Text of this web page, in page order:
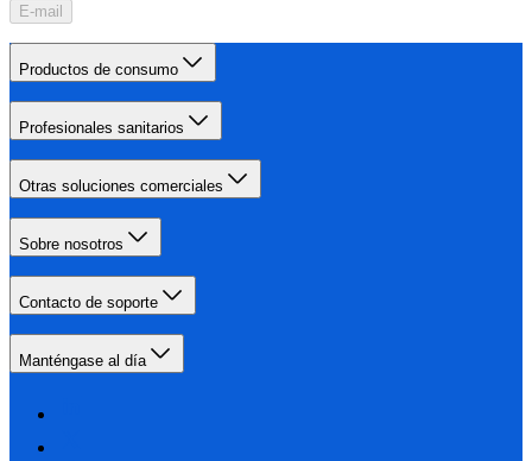
E-mail
Productos de consumo
Profesionales sanitarios
Otras soluciones comerciales
Sobre nosotros
Contacto de soporte
Manténgase al día